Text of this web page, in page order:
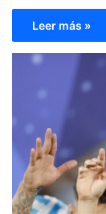
Leer más »